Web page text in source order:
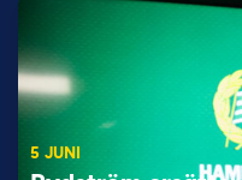
5 JUNI